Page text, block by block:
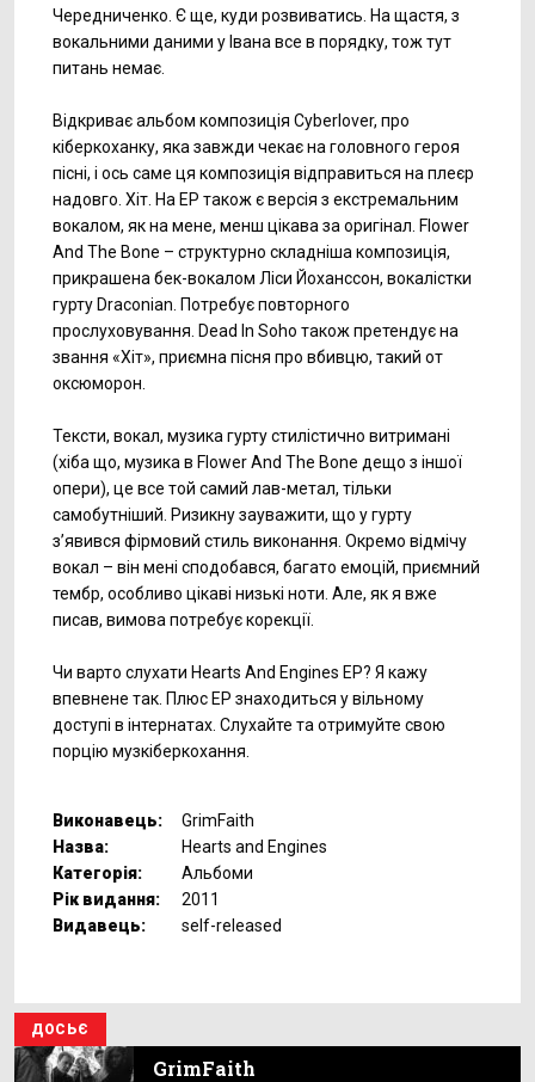
Чередниченко. Є ще, куди розвиватись. На щастя, з
вокальними даними у Івана все в порядку, тож тут
питань немає.
Відкриває альбом композиція Cyberlover, про
кіберкоханку, яка завжди чекає на головного героя
пісні, і ось саме ця композиція відправиться на плеєр
надовго. Хіт. На EP також є версія з екстремальним
вокалом, як на мене, менш цікава за оригінал. Flower
And The Bone – структурно складніша композиція,
прикрашена бек-вокалом Ліси Йоханссон, вокалістки
гурту Draconian. Потребує повторного
прослуховування. Dead In Soho також претендує на
звання «Хіт», приємна пісня про вбивцю, такий от
оксюморон.
Тексти, вокал, музика гурту стилістично витримані
(хіба що, музика в Flower And The Bone дещо з іншої
опери), це все той самий лав-метал, тільки
самобутніший. Ризикну зауважити, що у гурту
з’явився фірмовий стиль виконання. Окремо відмічу
вокал – він мені сподобався, багато емоцій, приємний
тембр, особливо цікаві низькі ноти. Але, як я вже
писав, вимова потребує корекції.
Чи варто слухати Hearts And Engines EP? Я кажу
впевнене так. Плюс EP знаходиться у вільному
доступі в інтернатах. Слухайте та отримуйте свою
порцію музкіберкохання.
Виконавець:
GrimFaith
Назва:
Hearts and Engines
Категорія:
Альбоми
Рік видання:
2011
Видавець:
self-released
ДОСЬЄ
GrimFaith